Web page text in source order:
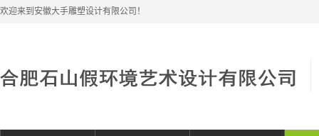
欢迎来到安徽大手雕塑设计有限公司！